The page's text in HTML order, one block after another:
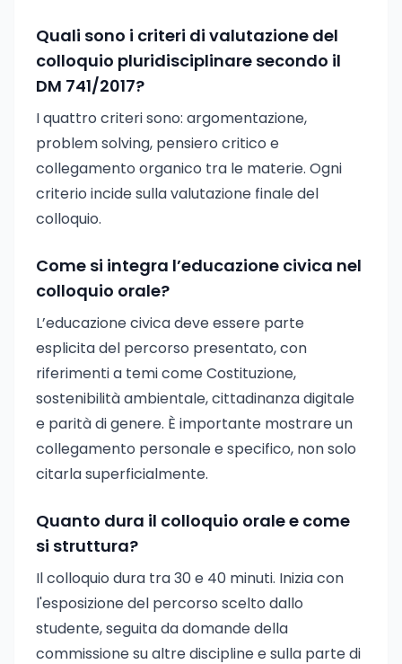
Quali sono i criteri di valutazione del
colloquio pluridisciplinare secondo il
DM 741/2017?
I quattro criteri sono: argomentazione,
problem solving, pensiero critico e
collegamento organico tra le materie. Ogni
criterio incide sulla valutazione finale del
colloquio.
Come si integra l’educazione civica nel
colloquio orale?
L’educazione civica deve essere parte
esplicita del percorso presentato, con
riferimenti a temi come Costituzione,
sostenibilità ambientale, cittadinanza digitale
e parità di genere. È importante mostrare un
collegamento personale e specifico, non solo
citarla superficialmente.
Quanto dura il colloquio orale e come
si struttura?
Il colloquio dura tra 30 e 40 minuti. Inizia con
l'esposizione del percorso scelto dallo
studente, seguita da domande della
commissione su altre discipline e sulla parte di